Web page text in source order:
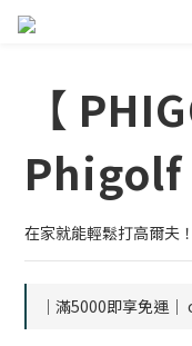
【
Phigolf
在家就能輕鬆打高爾夫
｜滿5000即享免運